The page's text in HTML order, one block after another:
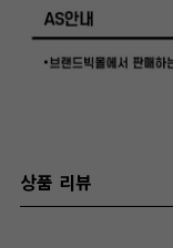
상품 리뷰